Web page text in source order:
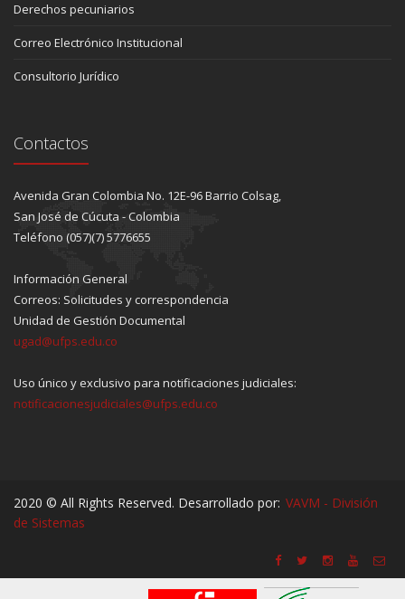
Derechos pecuniarios
Correo Electrónico Institucional
Consultorio Jurídico
Contactos
Avenida Gran Colombia No. 12E-96 Barrio Colsag,
San José de Cúcuta - Colombia
Teléfono (057)(7) 5776655
Información General
Correos: Solicitudes y correspondencia
Unidad de Gestión Documental
ugad@ufps.edu.co
Uso único y exclusivo para notificaciones judiciales:
notificacionesjudiciales@ufps.edu.co
2020 © All Rights Reserved. Desarrollado por: VAVM - División
de Sistemas